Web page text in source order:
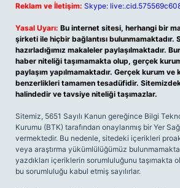
Reklam ve İletişim: Skype:
Yasal Uyarı: Bu internet sitesi, herhangi bir
şirketi ile hiçbir bağlantısı bulunmamaktadır.
hazırladığımız makaleler paylaşılmaktadır.
haber niteliği taşımamakta olup, gerçek
paylaşım yapılmamaktadır. Gerçek kurum ve
benzerlikleri tamamen tesadüfidir.
halindedir ve tavsiye niteliği taşımazlar.
Sitemiz, 5651 Sayılı Kanun gereğince Bilgi
Kurumu (BTK) tarafından onaylanmış bir Yer
vermektedir. Bu nedenle, sitedeki içerikleri
veya araştırma yükümlülüğümüz
yazdıkları içeriklerin sorumluluğunu taşımakta
bu sorumluluğu kabul etmiş sayılırlar.